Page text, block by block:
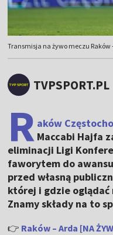
Transmisja na żywo meczu Raków
TVPSPORT.PL
R aków
Maccabi Hajfa
eliminacji Ligi
faworytem do
przed własną
której i gdzie oglądać
Znamy składy na to
👉 Raków – Arda [NA